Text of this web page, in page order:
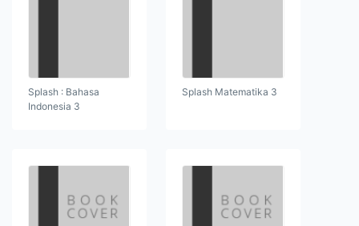
Splash : Bahasa
Indonesia 3
Splash Matematika 3